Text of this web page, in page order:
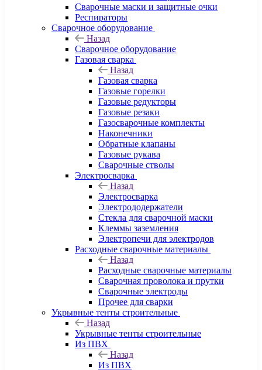
Сварочные маски и защитные очки
Респираторы
Сварочное оборудование
Назад
Сварочное оборудование
Газовая сварка
Назад
Газовая сварка
Газовые горелки
Газовые редукторы
Газовые резаки
Газосварочные комплекты
Наконечники
Обратные клапаны
Газовые рукава
Сварочные стволы
Электросварка
Назад
Электросварка
Электрододержатели
Стекла для сварочной маски
Клеммы заземления
Электропечи для электродов
Расходные сварочные материалы
Назад
Расходные сварочные материалы
Сварочная проволока и прутки
Сварочные электроды
Прочее для сварки
Укрывные тенты строительные
Назад
Укрывные тенты строительные
Из ПВХ
Назад
Из ПВХ